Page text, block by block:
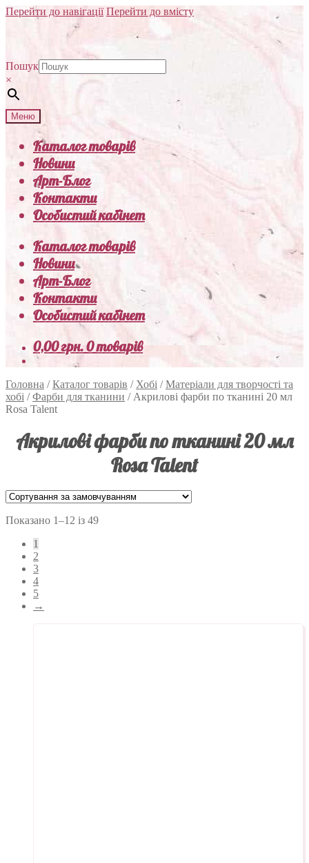
Перейти до навігації Перейти до вмісту
Пошук
×
Меню
Каталог товарів
Новини
Арт-Блог
Контакти
Особистий кабінет
Каталог товарів
Новини
Арт-Блог
Контакти
Особистий кабінет
0,00грн.0 товарів
Головна /Каталог товарів / Хобі /Матеріали для творчості та
хобі /Фарби для тканини / Акрилові фарби по тканині 20 мл
Rosa Talent
Акрилові фарби по тканині 20 мл
Rosa Talent
Показано 1–12 із 49
1
2
3
4
5
→